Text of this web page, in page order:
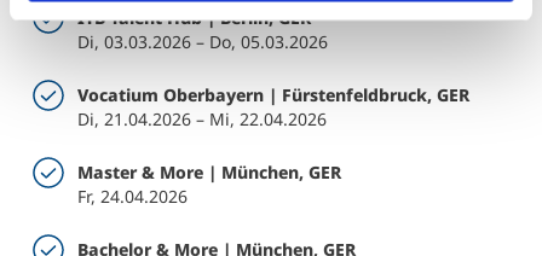
ITB Talent Hub | Berlin, GER
Di, 03.03.2026 – Do, 05.03.2026
Vocatium Oberbayern | Fürstenfeldbruck, GER
Di, 21.04.2026 – Mi, 22.04.2026
Master & More | München, GER
Fr, 24.04.2026
Bachelor & More | München, GER